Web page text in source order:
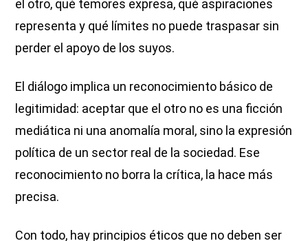
el otro, qué temores expresa, qué aspiraciones
representa y qué límites no puede traspasar sin
perder el apoyo de los suyos.
El diálogo implica un reconocimiento básico de
legitimidad: aceptar que el otro no es una ficción
mediática ni una anomalía moral, sino la expresión
política de un sector real de la sociedad. Ese
reconocimiento no borra la crítica, la hace más
precisa.
Con todo, hay principios éticos que no deben ser